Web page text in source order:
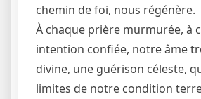
chemin de foi, nous régénère.
À chaque prière murmurée, à
intention confiée, notre âme
divine, une guérison céleste,
limites de notre condition